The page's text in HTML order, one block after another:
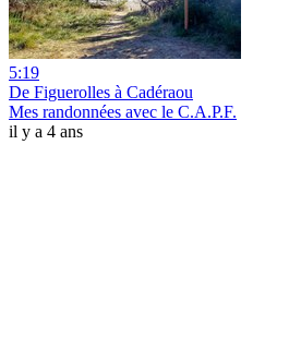
5:19
De Figuerolles à Cadéraou
Mes randonnées avec le C.A.P.F.
il y a 4 ans